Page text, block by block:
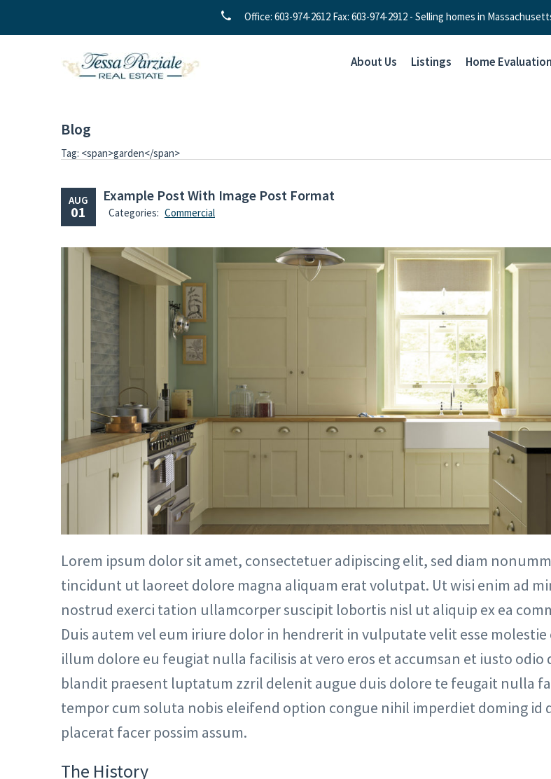
Office: 603-974-2612 Fax: 603-974-2912 - Selling homes in
About Us Listings Home
Blog
Tag: <span>garden</span>
AUG
01
Example Post With Image Post Format
Categories: Commercial
Lorem ipsum dolor sit amet, consectetuer adipiscing elit, sed diam
tincidunt ut laoreet dolore magna aliquam erat volutpat. Ut wisi enim ad
nostrud exerci tation ullamcorper suscipit lobortis nisl ut aliquip ex ea
Duis autem vel eum iriure dolor in hendrerit in vulputate velit esse
illum dolore eu feugiat nulla facilisis at vero eros et accumsan et iusto odio
blandit praesent luptatum zzril delenit augue duis dolore te feugait nulla
tempor cum soluta nobis eleifend option congue nihil imperdiet doming id
placerat facer possim assum.
The History